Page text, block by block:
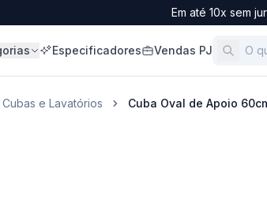
Em até 10x sem
Especificadores Vendas PJ
Cubas e Lavatórios Cuba Oval de Apoio